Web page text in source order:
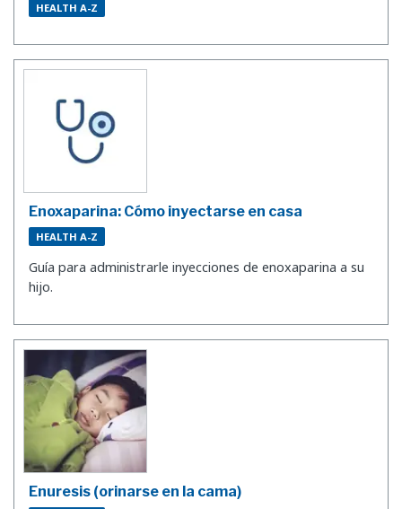
HEALTH A-Z
Enoxaparina: Cómo inyectarse en casa
HEALTH A-Z
Guía para administrarle inyecciones de enoxaparina a su
hijo.
Enuresis (orinarse en la cama)